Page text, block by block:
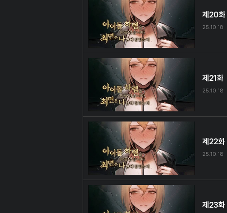
제20화
25.10.18
제21화
25.10.18
제22화
25.10.18
제23화